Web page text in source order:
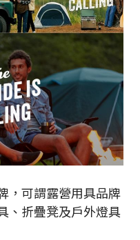
，可謂露營用具品牌
、折疊凳及戶外燈具